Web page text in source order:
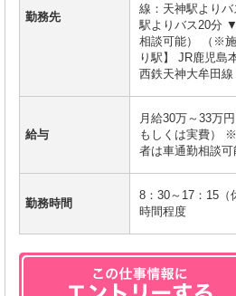
勤務先
線：天神駅より
駅よりバス20分
相談可能） （※
り駅】 JR鹿児島
西鉄天神大牟田
給与
月給30万～33万
もしくは実費）
者は車通勤相談可
勤務時間
8：30～17：15（
時間程度